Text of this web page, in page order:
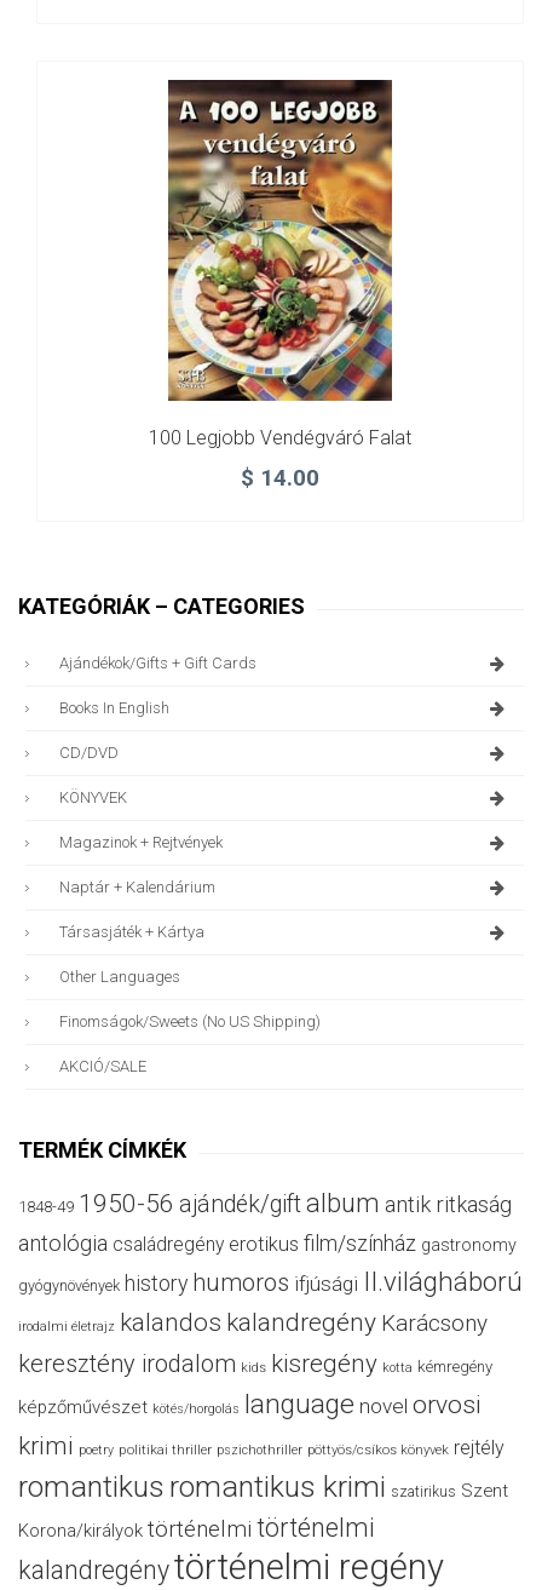
100 Legjobb Vendégváró Falat
$ 14.00
KATEGÓRIÁK – CATEGORIES
Ajándékok/gifts + Gift Cards
Books In English
CD/DVD
KÖNYVEK
Magazinok + Rejtvények
Naptár + Kalendárium
Társasjáték + Kártya
Other Languages
Finomságok/sweets (no US Shipping)
AKCIÓ/SALE
TERMÉK CÍMKÉK
1848-49 1950-56 ajándék/giftalbum antik ritkaság
antológia családregény erotikus film/színház gastronomy
gyógynövények history humoros ifjúsági II.világháború
irodalmi életrajz kalandos kalandregény Karácsony
keresztény irodalom kids kisregény kotta kémregény
képzőművészet kötés/horgolás language novel orvosi
krimi poetry politikai thriller pszichothriller pöttyös/csíkos könyvek rejtély
romantikus romantikus krimi szatirikus Szent
Korona/királyok történelmi történelmi
kalandregénytörténelmi regény